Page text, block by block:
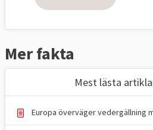
och säkerhetsordningen
Rysslands angreppskrig
brott mot FN-regler och
och främst mot
Mer fakta
Mest lästa
Europa överväger vedergällning